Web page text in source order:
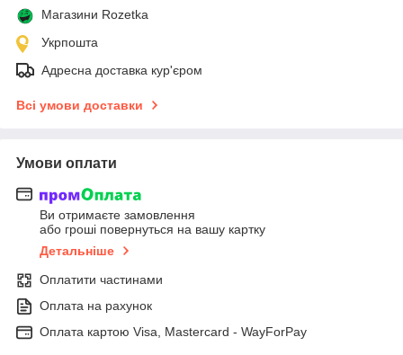
Магазини Rozetka
Укрпошта
Адресна доставка кур'єром
Всі умови доставки
Умови оплати
Ви отримаєте замовлення
або гроші повернуться на вашу картку
Детальніше
Оплатити частинами
Оплата на рахунок
Оплата картою Visa, Mastercard - WayForPay